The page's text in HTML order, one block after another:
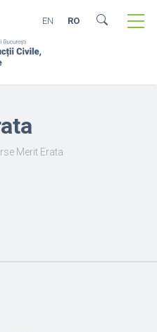
EN RO
Merit Erata